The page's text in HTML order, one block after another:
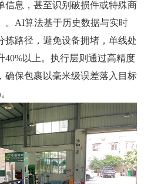
信息，甚至识别破损件或特殊商
。AI算法基于历史数据与实时
拣路径，避免设备拥堵，单线处
40%以上。执行层则通过高精度
确保包裹以毫米级误差落入目标